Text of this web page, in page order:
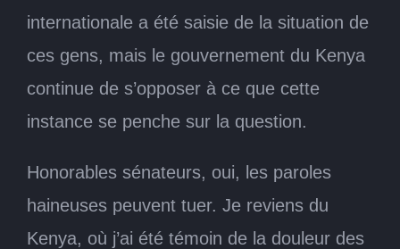
internationale a été saisie de la situation de
ces gens, mais le gouvernement du Kenya
continue de s’opposer à ce que cette
instance se penche sur la question.
Honorables sénateurs, oui, les paroles
haineuses peuvent tuer. Je reviens du
Kenya, où j’ai été témoin de la douleur des